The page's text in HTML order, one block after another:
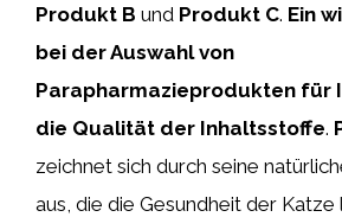
Produkt B und Produkt C. Ein
bei der Auswahl von
Parapharmazieprodukten für
die Qualität der Inhaltsstoffe.
zeichnet sich durch seine
aus, die die Gesundheit der Katze